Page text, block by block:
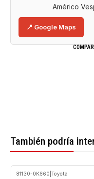
Américo
📍 Google Maps
También podría
81130-0K660 Toyota